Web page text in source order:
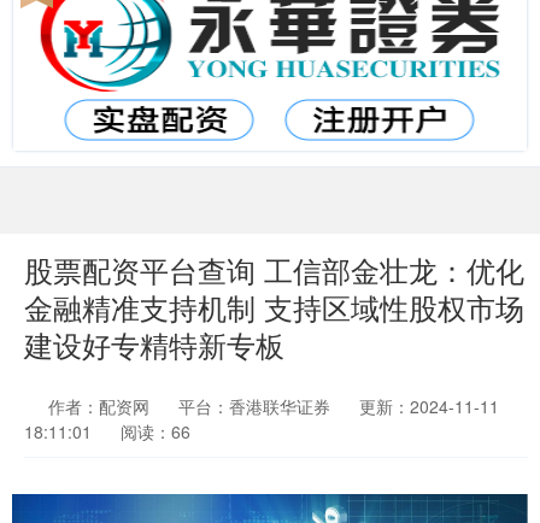
股票配资平台查询 工信部金壮龙：优化
金融精准支持机制 支持区域性股权市场
建设好专精特新专板
作者：配资网 平台：香港联华证券
更新：2024-11-11
18:11:01
阅读：66